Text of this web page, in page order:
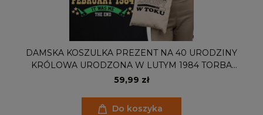
DAMSKA KOSZULKA PREZENT NA 40 URODZINY
KRÓLOWA URODZONA W LUTYM 1984 TORBA
GRATIS
59,99 zł
Do koszyka